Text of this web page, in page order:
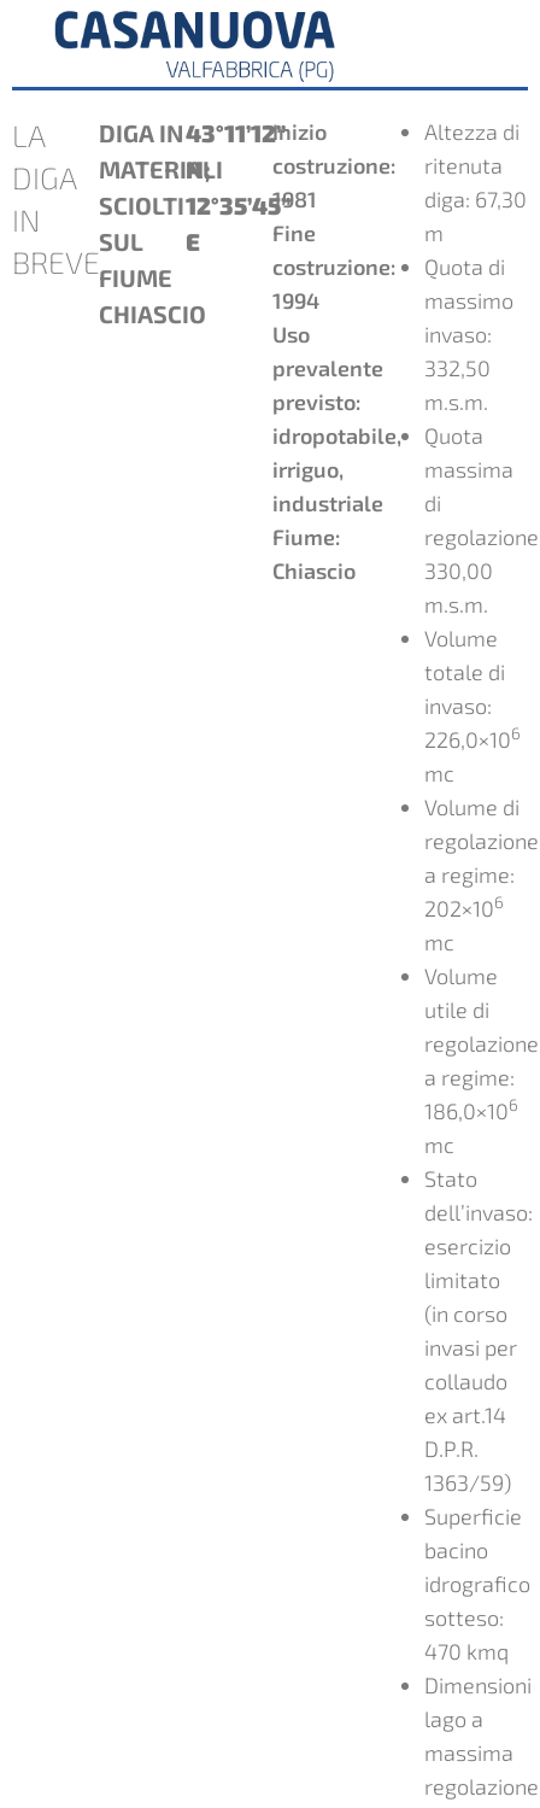
LA
DIGA
IN
BREVE
DIGA IN
MATERIALI
SCIOLTI
SUL
FIUME
CHIASCIO
43°11’12”
N;
12°35’45”
E
Inizio
costruzione:
1981
Fine
costruzione:
1994
Uso
prevalente
previsto:
idropotabile,
irriguo,
industriale
Fiume:
Chiascio
Altezza di
ritenuta
diga: 67,30
m
Quota di
massimo
invaso:
332,50
m.s.m.
Quota
massima
di
330,00
m.s.m.
Volume
totale di
invaso:
226,0×106
mc
Volume di
regolazione
a regime:
202×106
mc
Volume
utile di
regolazione
a regime:
186,0×106
mc
Stato
dell’invaso:
esercizio
limitato
(in corso
invasi per
collaudo
ex art.14
D.P.R.
1363/59)
Superficie
bacino
idrografico
sotteso:
470 kmq
Dimensioni
lago a
massima